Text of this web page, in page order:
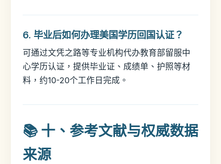
6. 毕业后如何办理美国学历回国认证？
可通过文凭之路等专业机构代办教育部留服中
心学历认证，提供毕业证、成绩单、护照等材
料，约10-20个工作日完成。
📚 十、参考文献与权威数据
来源